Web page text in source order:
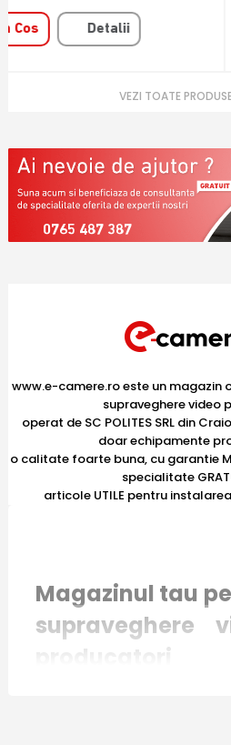
Adauga in Cos
VEZI TOATE
0765 487 387
www.e-camere.ro este un magazin
supraveghere video
operat de SC POLITES SRL din
doar echipamente
o calitate foarte buna, cu garantie
specialitate
articole UTILE pentru
Magazinul tau
supraveghere
producatori